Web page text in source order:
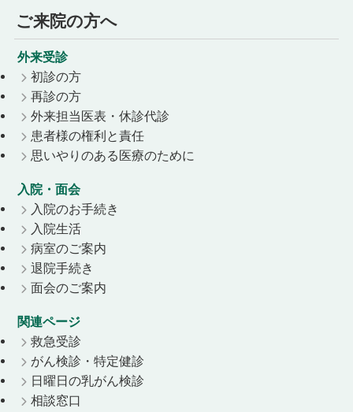
ご来院の方へ
外来受診
初診の方
再診の方
外来担当医表・休診代診
患者様の権利と責任
思いやりのある医療のために
入院・面会
入院のお手続き
入院生活
病室のご案内
退院手続き
面会のご案内
関連ページ
救急受診
がん検診・特定健診
日曜日の乳がん検診
相談窓口